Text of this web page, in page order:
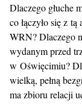
Dlaczego głuche
co łączyło się z
WRN? Dlaczego
wydanym przed
w Oświęcimiu?
wielką, pełną
ma zbioru relacji